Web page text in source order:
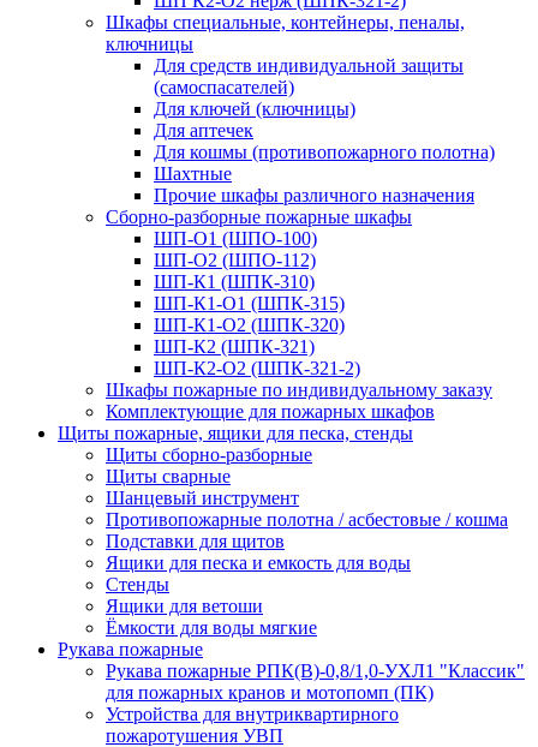
Шкафы специальные, контейнеры, пеналы,
ключницы
Для средств индивидуальной защиты
(самоспасателей)
Для ключей (ключницы)
Для аптечек
Для кошмы (противопожарного полотна)
Шахтные
Прочие шкафы различного назначения
Сборно-разборные пожарные шкафы
ШП-О1 (ШПО-100)
ШП-О2 (ШПО-112)
ШП-К1 (ШПК-310)
ШП-К1-О1 (ШПК-315)
ШП-К1-О2 (ШПК-320)
ШП-К2 (ШПК-321)
ШП-К2-О2 (ШПК-321-2)
Шкафы пожарные по индивидуальному заказу
Комплектующие для пожарных шкафов
Щиты пожарные, ящики для песка, стенды
Щиты сборно-разборные
Щиты сварные
Шанцевый инструмент
Противопожарные полотна / асбестовые / кошма
Подставки для щитов
Ящики для песка и емкость для воды
Стенды
Ящики для ветоши
Ёмкости для воды мягкие
Рукава пожарные
Рукава пожарные РПК(В)-0,8/1,0-УХЛ1 "Классик"
для пожарных кранов и мотопомп (ПК)
Устройства для внутриквартирного
пожаротушения УВП